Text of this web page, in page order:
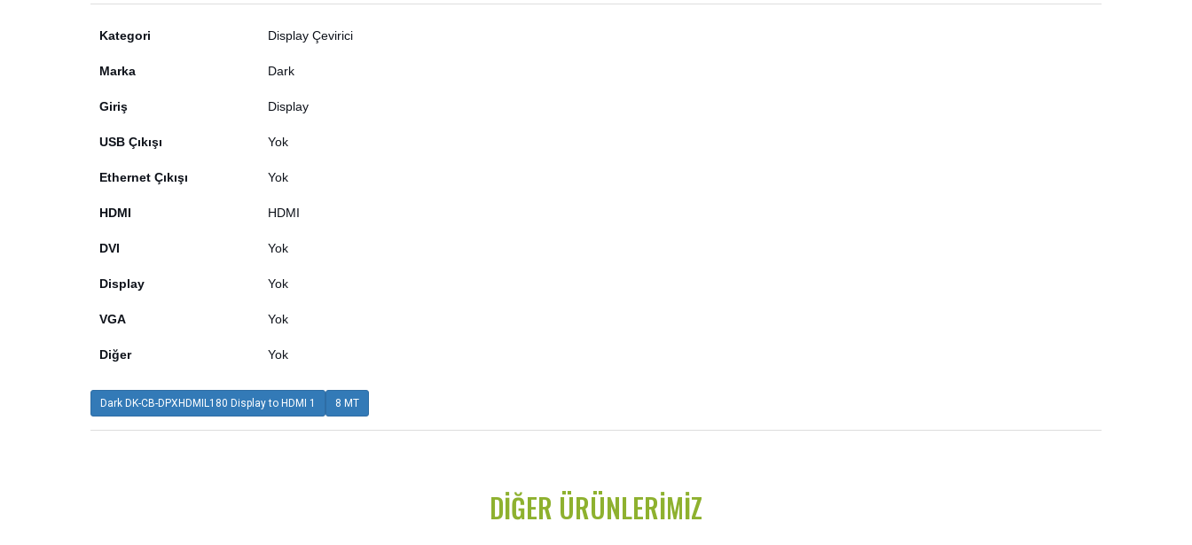
Kategori Display Çevirici
Marka Dark
Giriş Display
USB Çıkışı Yok
Ethernet Çıkışı Yok
HDMI HDMI
DVI Yok
Display Yok
VGA Yok
Diğer Yok
Dark DK-CB-DPXHDMIL180 Display to HDMI 1 8 MT
DIĞER ÜRÜNLERIMIZ